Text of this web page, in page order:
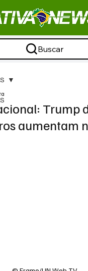
Buscar
Trump
aumentam